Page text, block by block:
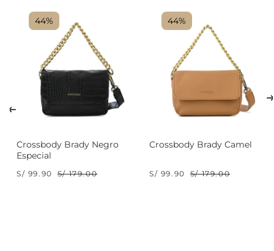
44%
Crossbody Brady Negro
Especial
S/ 99.90 S/ 179.00
44%
Crossbody Brady Camel
S/ 99.90 S/ 179.00